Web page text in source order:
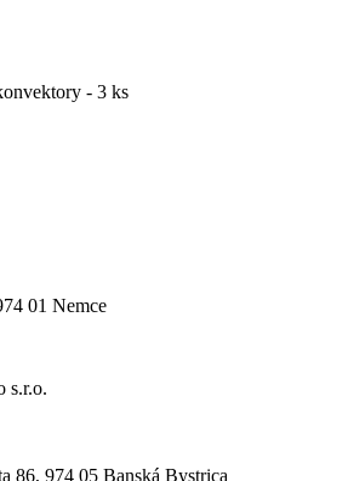
- 3 ks
01 Nemce
s.r.o.
86, 974 05 Banská Bystrica